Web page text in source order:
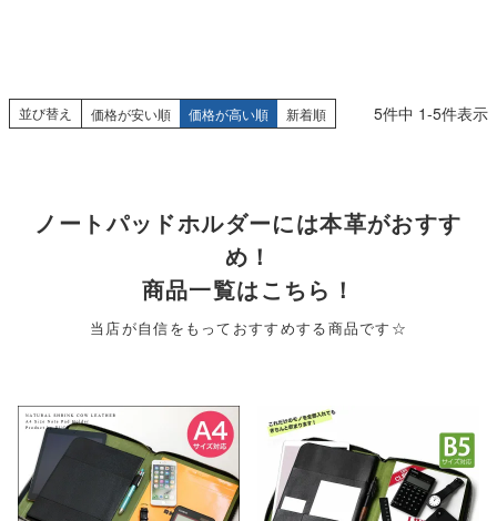
並び替え 価格が安い順 価格が高い順 新着順 5件中 1-5件表示
ノートパッドホルダーには本革がおすす
め！
商品一覧はこちら！
当店が自信をもっておすすめする商品です☆